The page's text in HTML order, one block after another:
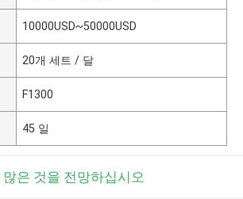
10000USD~50000USD
20개 세트 / 달
F1300
45 일
많은 것을 전망하십시오